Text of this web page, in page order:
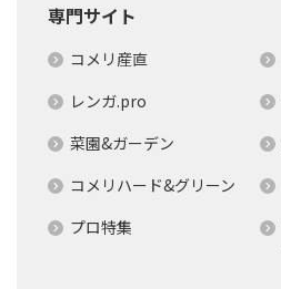
専門サイト
コメリ産直
レンガ.pro
菜園&ガーデン
コメリハード&グリーン
プロ特集